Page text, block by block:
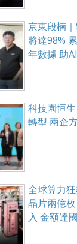
京東段楠
將達98%
年數據 助
科技園恒
轉型 兩企
全球算力
晶片兩億
入 金額達